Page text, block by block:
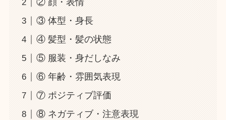
② 顔・表情
③ 体型・身長
④ 髪型・髪の状態
⑤ 服装・身だしなみ
⑥ 年齢・雰囲気表現
⑦ ポジティブ評価
⑧ ネガティブ・注意表現